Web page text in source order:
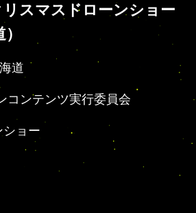
スマスドローンショー
道
コンテンツ実行委員会
ョー